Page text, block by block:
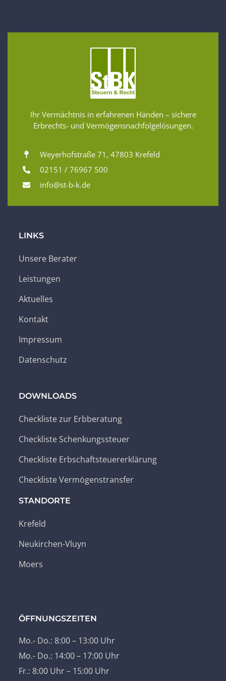
Ihr Vermächtnis in erfahrenen Händen – sichere
Erbrechts- und Vermögensnachfolgelösungen.
Weyerhofstraße 71, 47803 Krefeld
02151 / 76967 500
info@st-b-k.de
LINKS
Unsere Berater
Leistungen
Aktuelles
Kontakt
Impressum
Datenschutz
DOWNLOADS
Checkliste zur Erbberatung
Checkliste Schenkungssteuer
Checkliste Erbschaftsteuererklärung
Checkliste Vermögenstransfer
STANDORTE
Krefeld
Neukirchen-Vluyn
Moers
ÖFFNUNGSZEITEN
Mo.- Do.: 8:00 – 13:00 Uhr
Mo.- Do.: 14:00 – 17:00 Uhr
Fr.: 8:00 Uhr – 15:00 Uhr